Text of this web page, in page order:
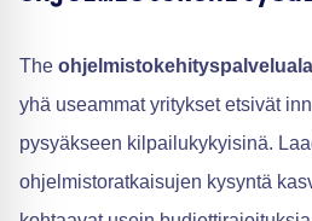
The ohjelmistokehityspalveluala
yhä useammat yritykset etsivät
pysyäkseen kilpailukykyisinä.
ohjelmistoratkaisujen kysyntä